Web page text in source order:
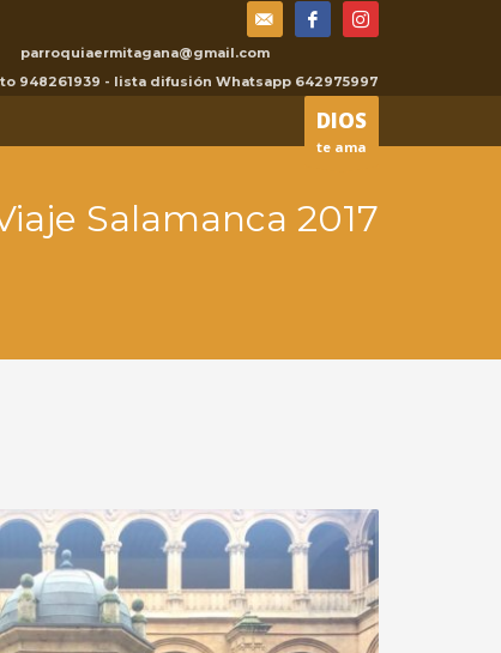
parroquiaermitagana@gmail.com
948261939 - lista difusión Whatsapp 642975997
DIOS
te ama
Salamanca 2017